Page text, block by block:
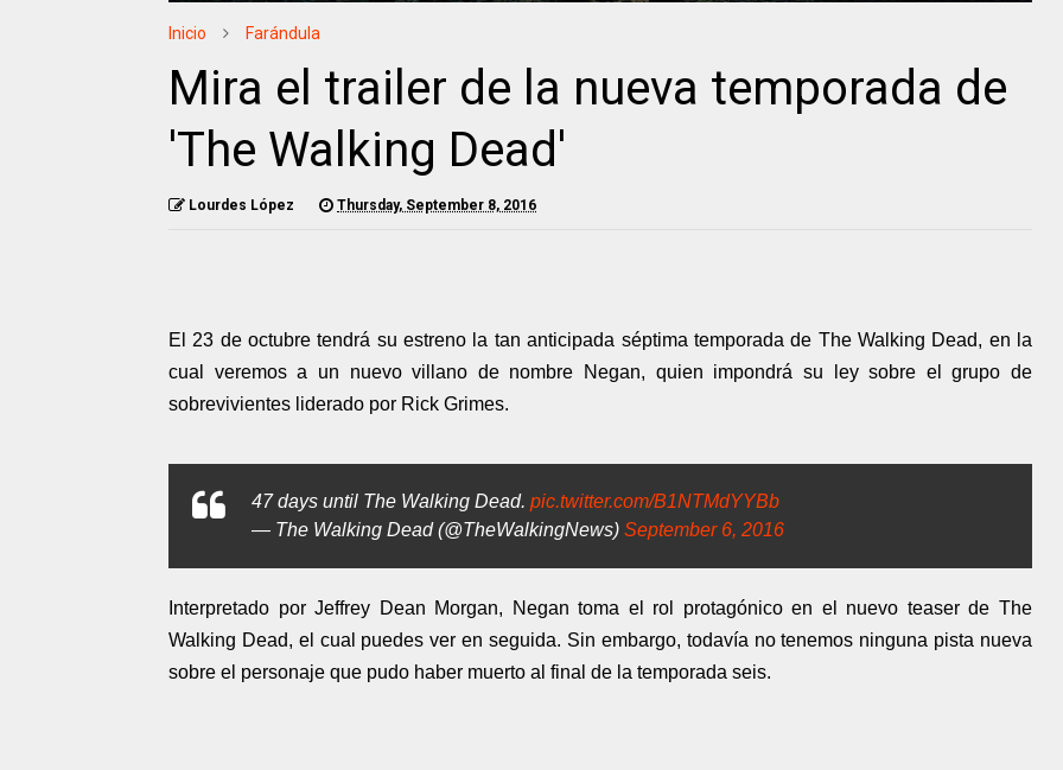
Inicio Farándula
Mira el trailer de la nueva temporada de
'The Walking Dead'
Lourdes López Thursday, September 8, 2016
El 23 de octubre tendrá su estreno la tan anticipada séptima temporada de The Walking Dead, en la
cual veremos a un nuevo villano de nombre Negan, quien impondrá su ley sobre el grupo de
sobrevivientes liderado por Rick Grimes.
47 days until The Walking Dead. pic.twitter.com/B1NTMdYYBb
— The Walking Dead (@TheWalkingNews) September 6, 2016
Interpretado por Jeffrey Dean Morgan, Negan toma el rol protagónico en el nuevo teaser de The
Walking Dead, el cual puedes ver en seguida. Sin embargo, todavía no tenemos ninguna pista nueva
sobre el personaje que pudo haber muerto al final de la temporada seis.